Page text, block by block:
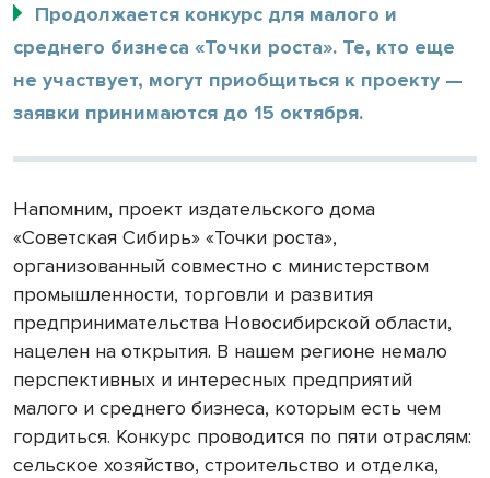
Продолжается конкурс для малого и
среднего бизнеса «Точки роста». Те, кто еще
не участвует, могут приобщиться к проекту —
заявки принимаются до 15 октября.
Напомним, проект издательского дома
«Советская Сибирь» «Точки роста»,
организованный совместно с министерством
промышленности, торговли и развития
предпринимательства Новосибирской области,
нацелен на открытия. В нашем регионе немало
перспективных и интересных предприятий
малого и среднего бизнеса, которым есть чем
гордиться. Конкурс проводится по пяти отраслям:
сельское хозяйство, строительство и отделка,